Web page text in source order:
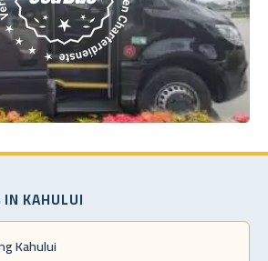
KAHULUI
Kahului